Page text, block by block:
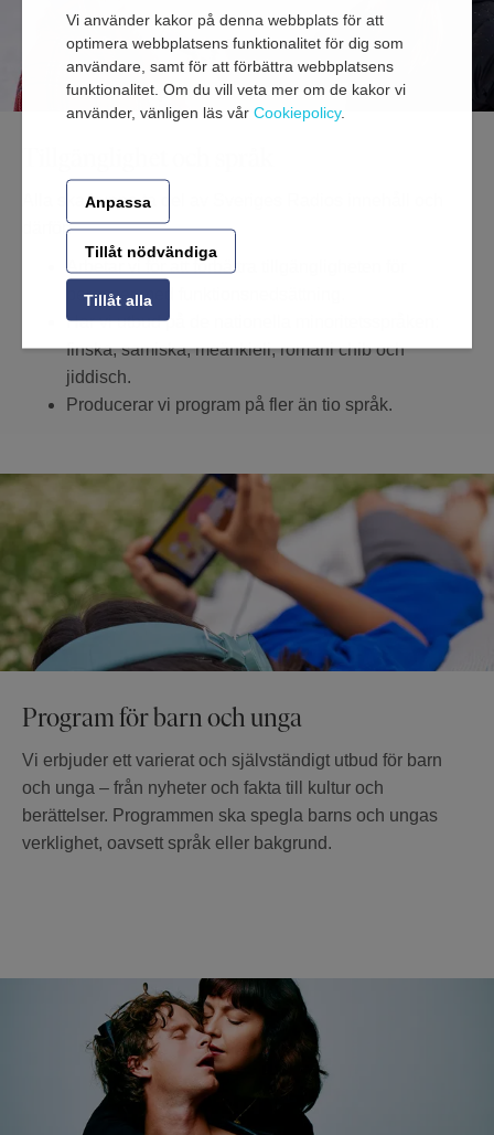
Vi använder kakor på denna webbplats för att
optimera webbplatsens funktionalitet för dig som
användare, samt för att förbättra webbplatsens
funktionalitet. Om du vill veta mer om de kakor vi
använder, vänligen läs vår Cookiepolicy.
Anpassa
Tillåt nödvändiga
Tillåt alla
Alla ska kunna ta del av Sveriges Radios innehåll och
därför:
Arbetar vi för att förbättra tillgängligheten för
personer med funktionsnedsättning.
Har vi utbud på de nationella minoritetsspråken:
finska, samiska, meänkieli, romani chib och
jiddisch.
Producerar vi program på fler än tio språk.
Program för barn och unga
Vi erbjuder ett varierat och självständigt utbud för barn
och unga – från nyheter och fakta till kultur och
berättelser. Programmen ska spegla barns och ungas
verklighet, oavsett språk eller bakgrund.